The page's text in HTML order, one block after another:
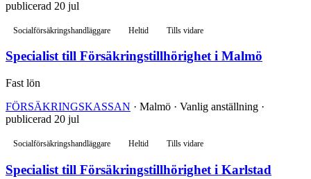
publicerad 20 jul
Socialförsäkringshandläggare Heltid Tills vidare
Specialist till Försäkringstillhörighet i Malmö
Fast lön
FÖRSÄKRINGSKASSAN · Malmö · Vanlig anställning ·
publicerad 20 jul
Socialförsäkringshandläggare Heltid Tills vidare
Specialist till Försäkringstillhörighet i Karlstad